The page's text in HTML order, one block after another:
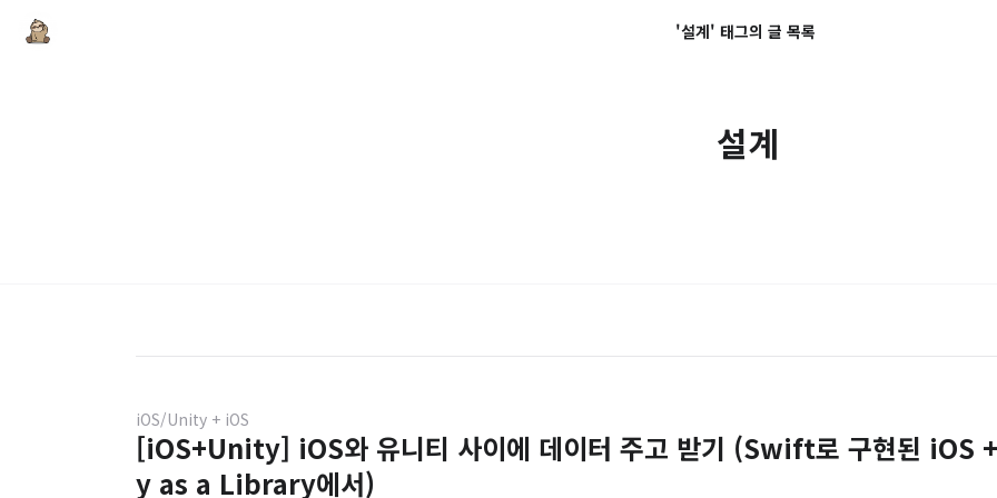
설계
iOS/Unity + iOS
[iOS+Unity] iOS와 유니티 사이에 데이터 주고 받기 (Swift로 구현된 iOS
y as a Library에서)
'설계' 태그의 글 목록